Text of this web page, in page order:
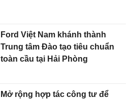
Ford Việt Nam khánh thành
Trung tâm Đào tạo tiêu chuẩn
toàn cầu tại Hải Phòng
Mở rộng hợp tác công tư để